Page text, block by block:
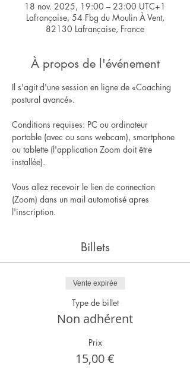
18 nov. 2025, 19:00 – 23:00 UTC+1
Lafrançaise, 54 Fbg du Moulin À Vent,
82130 Lafrançaise, France
À propos de l'événement
Il s'agit d'une session en ligne de «Coaching
postural avancé».
Conditions requises: PC ou ordinateur
portable (avec ou sans webcam), smartphone
ou tablette (l'application Zoom doit être
installée).
Vous allez recevoir le lien de connection
(Zoom) dans un mail automotisé apres
l'inscription.
Billets
Vente expirée
Type de billet
Non adhérent
Prix
15,00 €